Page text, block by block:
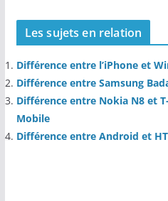
Les sujets en relation
Différence entre l’iPhone et
Différence entre Samsung
Différence entre Nokia N8 et
Mobile
Différence entre Android et